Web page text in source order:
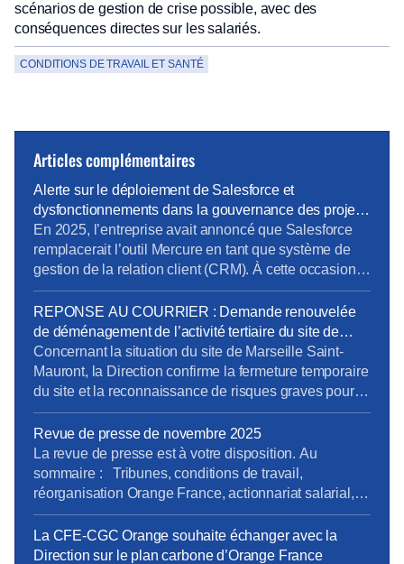
scénarios de gestion de crise possible, avec des
conséquences directes sur les salariés.
CONDITIONS DE TRAVAIL ET SANTÉ
Articles complémentaires
Alerte sur le déploiement de Salesforce et
dysfonctionnements dans la gouvernance des projets
métiers
En 2025, l’entreprise avait annoncé que Salesforce
remplacerait l’outil Mercure en tant que système de
gestion de la relation client (CRM). À cette occasion,
la Direction Pro-PME et la Direction du Système
d’Information (DSI) avaient sollicité chaque métier
pour élaborer un cahier des charges rigoureux,
destiné à prendre en compte les besoins terrain
spécifiques de […]
REPONSE AU COURRIER : Demande renouvelée
de déménagement de l’activité tertiaire du site de
Marseille Saint-Mauront
Concernant la situation du site de Marseille Saint-
Mauront, la Direction confirme la fermeture temporaire
du site et la reconnaissance de risques graves pour la
sécurité des salariés, mais ne répond pas à
l’exigence essentielle formulée par la CFE-CGC
Orange : une décision claire et définitive sur le non-
retour des activités tertiaires. {loadmoduleid 245}
reponse_courrier_cfe-cgc_saint-mauront_9janv26.pdf
Revue de presse de novembre 2025
La revue de presse est à votre disposition. Au
sommaire : Tribunes, conditions de travail,
réorganisation Orange France, actionnariat salarial,
vente SFR, opérateurs satellitaires. Pour la consulter :
revue de presse de novembre Pour vous abonner
gratuitement : s’abonner Vous pouvez lire les articles
La CFE-CGC Orange souhaite échanger avec la
Direction sur le plan carbone d’Orange France